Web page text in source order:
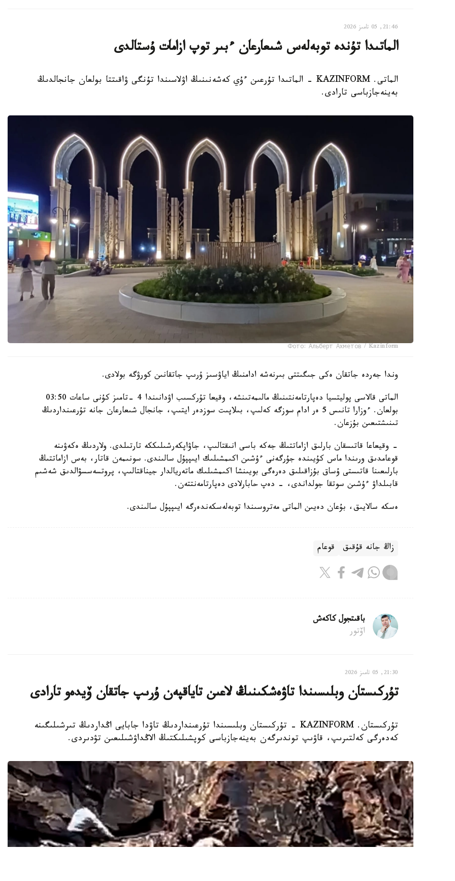
21:46, 05 تامىز 2026
الماتىدا تۇندە توبەلەس شىعارعان ءبىر توپ ازامات ۇستالدى
الماتى. KAZINFORM - الماتىدا تۇرعىن ءۇي كەشەنىنىڭ اۋلاسىندا تۇنگى ۋاقىتتا بولعان جانجالدىڭ
بەينەجازباسى تارادى.
Фото: Альберт Ахметов / Kazinform
وندا جەردە جاتقان ەكى جىگىتتى بىرنەشە ادامنىڭ اياۋسىز ۇرىپ جاتقانىن كورۋگە بولادى.
الماتى قالاسى پوليتسيا دەپارتامەنتىنىڭ مالىمەتىنشە، وقيعا تۇركسىب اۋدانىندا 4 -تامىز كۇنى ساعات 03:50
بولعان. ءوزارا تانىس 5 ەر ادام سوزگە كەلىپ، بىلاپىت سوزدەر ايتىپ، جانجال شىعارعان جانە تۇرعىنداردىڭ
تىنىشتىعىن بۇزعان.
- وقيعاعا قاتىسقان بارلىق ازاماتتىڭ جەكە باسى انىقتالىپ، جاۋاپكەرشىلىككە تارتىلدى. ولاردىڭ ەكەۋىنە
قوعامدىق ورىندا ماس كۇيىندە جۇرگەنى ءۇشىن اكىمشىلىك ايىپپۇل سالىندى. سونىمەن قاتار، بەس ازاماتتىڭ
بارلىعىنا قاتىستى ۇساق بۇزاقىلىق دەرەگى بويىنشا اكىمشىلىك ماتەريالدار جيناقتالىپ، پروتسەسسۋالدىق شەشىم
قابىلداۋ ءۇشىن سوتقا جولداندى، - دەپ حابارلادى دەپارتامەنتتەن.
ەسكە سالايىق، بۇعان دەيىن الماتى مەتروسىندا توبەلەسكەندەرگە ايىپپۇل سالىندى.
زاڭ جانە قۇقىق قوعام
باقىتجول كاكەش
اۆتور
21:30, 05 تامىز 2026
تۇركىستان وبلىسىندا تاۋەشكىنىڭ لاعىن تاياقپەن ۇرىپ جاتقان ۆيدەو تارادى
تۇركىستان. KAZINFORM - تۇركىستان وبلىسىندا تۇرعىنداردىڭ تاۋدا جابايى اڭداردىڭ تىرشىلىگىنە
كەدەرگى كەلتىرىپ، قاۋىپ توندىرگەن بەينەجازباسى كوپشىلىكتىڭ الاڭداۋشىلىعىن تۋدىردى.